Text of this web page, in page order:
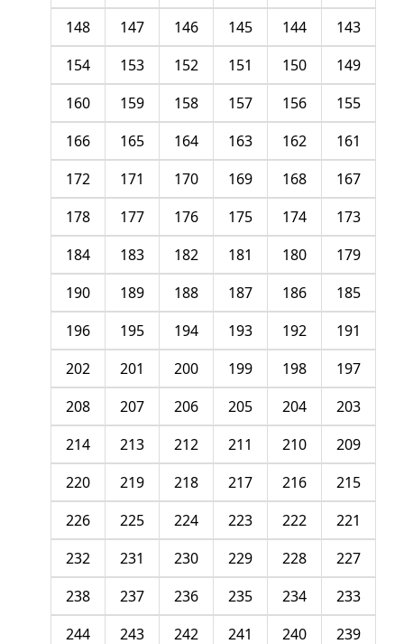
143
144
145
146
147
148
149
150
151
152
153
154
155
156
157
158
159
160
161
162
163
164
165
166
167
168
169
170
171
172
173
174
175
176
177
178
179
180
181
182
183
184
185
186
187
188
189
190
191
192
193
194
195
196
197
198
199
200
201
202
203
204
205
206
207
208
209
210
211
212
213
214
215
216
217
218
219
220
221
222
223
224
225
226
227
228
229
230
231
232
233
234
235
236
237
238
239
240
241
242
243
244